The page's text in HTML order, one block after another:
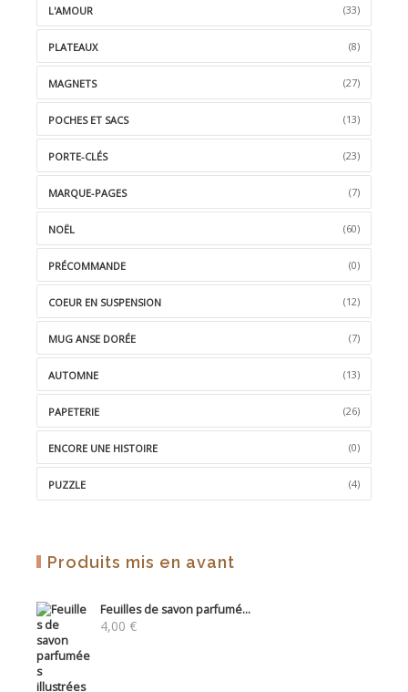
L'AMOUR (33)
PLATEAUX (8)
MAGNETS (27)
POCHES ET SACS (13)
PORTE-CLÉS (23)
MARQUE-PAGES (7)
NOËL (60)
PRÉCOMMANDE (0)
COEUR EN SUSPENSION (12)
MUG ANSE DORÉE (7)
AUTOMNE (13)
PAPETERIE (26)
ENCORE UNE HISTOIRE (0)
PUZZLE (4)
Produits mis en avant
Feuilles de savon parfumé...
4,00 €